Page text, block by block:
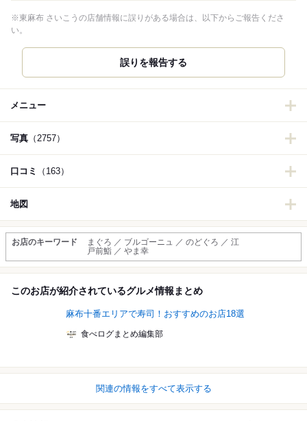
※東麻布 さいこうの店舗情報に誤りがある場合は、以下からご報告くださ
い。
誤りを報告する
メニュー
写真 （2757）
口コミ （163）
地図
お店のキーワード
まぐろ ／ ブルゴーニュ ／ のどぐろ ／ 江
戸前鮨 ／ やま幸
このお店が紹介されているグルメ情報まとめ
麻布十番エリアで寿司！おすすめのお店18選
食べログまとめ編集部
関連の情報をすべて表示する